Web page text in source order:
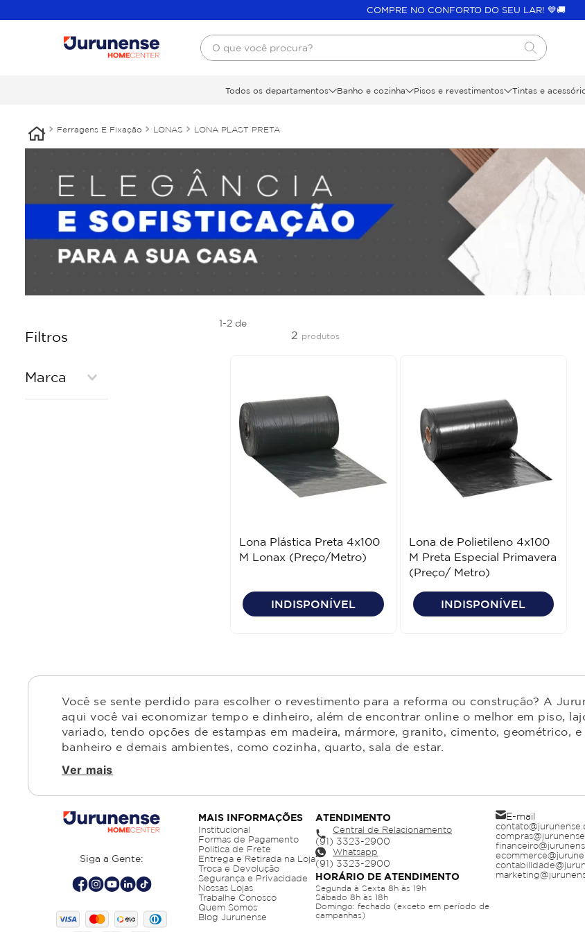
COMPRE NO CONFORTO DO SEU LAR! 💙🚚
O que você procura?
Todos os departamentos Banho e cozinha Pisos e revestimentos Tintas e
Ferragens E Fixação LONAS LONA PLAST PRETA
Filtros
Marca
1-2 de
2 produtos
Lona Plástica Preta 4x100
M Lonax (Preço/Metro)
INDISPONÍVEL
Lona de Polietileno 4x100
M Preta Especial Primavera
(Preço/ Metro)
INDISPONÍVEL
Você se sente perdido para escolher o revestimento para a reforma ou construção? A
aqui você vai economizar tempo e dinheiro, além de encontrar online o melhor em piso,
variado, tendo opções de estampas em madeira, mármore, granito, cimento, geométrico,
banheiro e demais ambientes, como cozinha, quarto, sala de estar.
Ver mais
Siga a Gente:
MAIS INFORMAÇÕES
Institucional
Formas de Pagamento
Política de Frete
Entrega e Retirada na Loja
Troca e Devolução
Segurança e Privacidade
Nossas Lojas
Trabalhe Conosco
Quem Somos
Blog Jurunense
ATENDIMENTO
Central de Relacionamento
Whatsapp
HORÁRIO DE ATENDIMENTO
Segunda à Sexta 8h às 19h
Sábado 8h às 18h
Domingo: fechado (exceto em período de
campanhas)
E-mail